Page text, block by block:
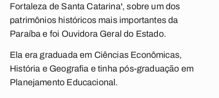
Fortaleza de Santa Catarina', sobre um dos
patrimônios históricos mais importantes da
Paraíba e foi Ouvidora Geral do Estado.
Ela era graduada em Ciências Econômicas,
História e Geografia e tinha pós-graduação em
Planejamento Educacional.